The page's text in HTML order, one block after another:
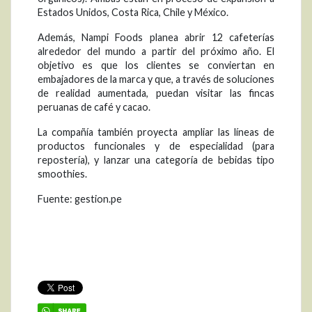
Estados Unidos, Costa Rica, Chile y México.
Además, Nampi Foods planea abrir 12 cafeterías
alrededor del mundo a partir del próximo año. El
objetivo es que los clientes se conviertan en
embajadores de la marca y que, a través de soluciones
de realidad aumentada, puedan visitar las fincas
peruanas de café y cacao.
La compañía también proyecta ampliar las líneas de
productos funcionales y de especialidad (para
repostería), y lanzar una categoría de bebidas tipo
smoothies.
Fuente: gestion.pe